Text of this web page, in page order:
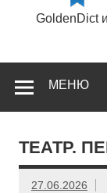
GoldenDict
МЕНЮ
ТЕАТР.
27.06.2026